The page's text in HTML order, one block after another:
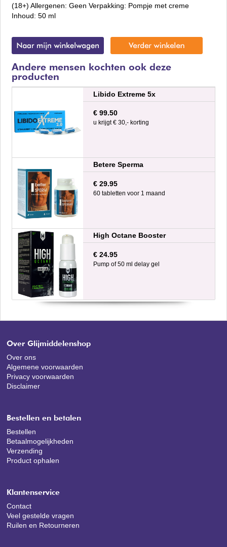
(18+) Allergenen: Geen Verpakking: Pompje met creme
Inhoud: 50 ml
Andere mensen kochten ook deze
producten
Libido Extreme 5x
€ 99.50
u krijgt € 30,- korting
Betere Sperma
€ 29.95
60 tabletten voor 1 maand
High Octane Booster
€ 24.95
Pump of 50 ml delay gel
Over Glijmiddelenshop
Over ons
Algemene voorwaarden
Privacy voorwaarden
Disclaimer
Bestellen en betalen
Bestellen
Betaalmogelijkheden
Verzending
Product ophalen
Klantenservice
Contact
Veel gestelde vragen
Ruilen en Retourneren